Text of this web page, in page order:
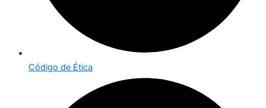
Código de Ética